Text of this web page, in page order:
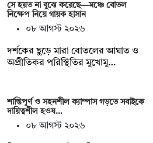
সে হয়ত না ‍বুঝে করেছে—মঞ্চে বোতল
নিক্ষেপ নিয়ে গায়ক হাসান
০৮ আগস্ট ২০২৬
দর্শকের ছুড়ে মারা বোতলের আঘাত ও
অপ্রীতিকর পরিস্থিতির মুখোমু…
শান্তিপূর্ণ ও সহনশীল ক্যাম্পাস গড়তে সবাইকে
দায়িত্বশীল হওয…
০৮ আগস্ট ২০২৬